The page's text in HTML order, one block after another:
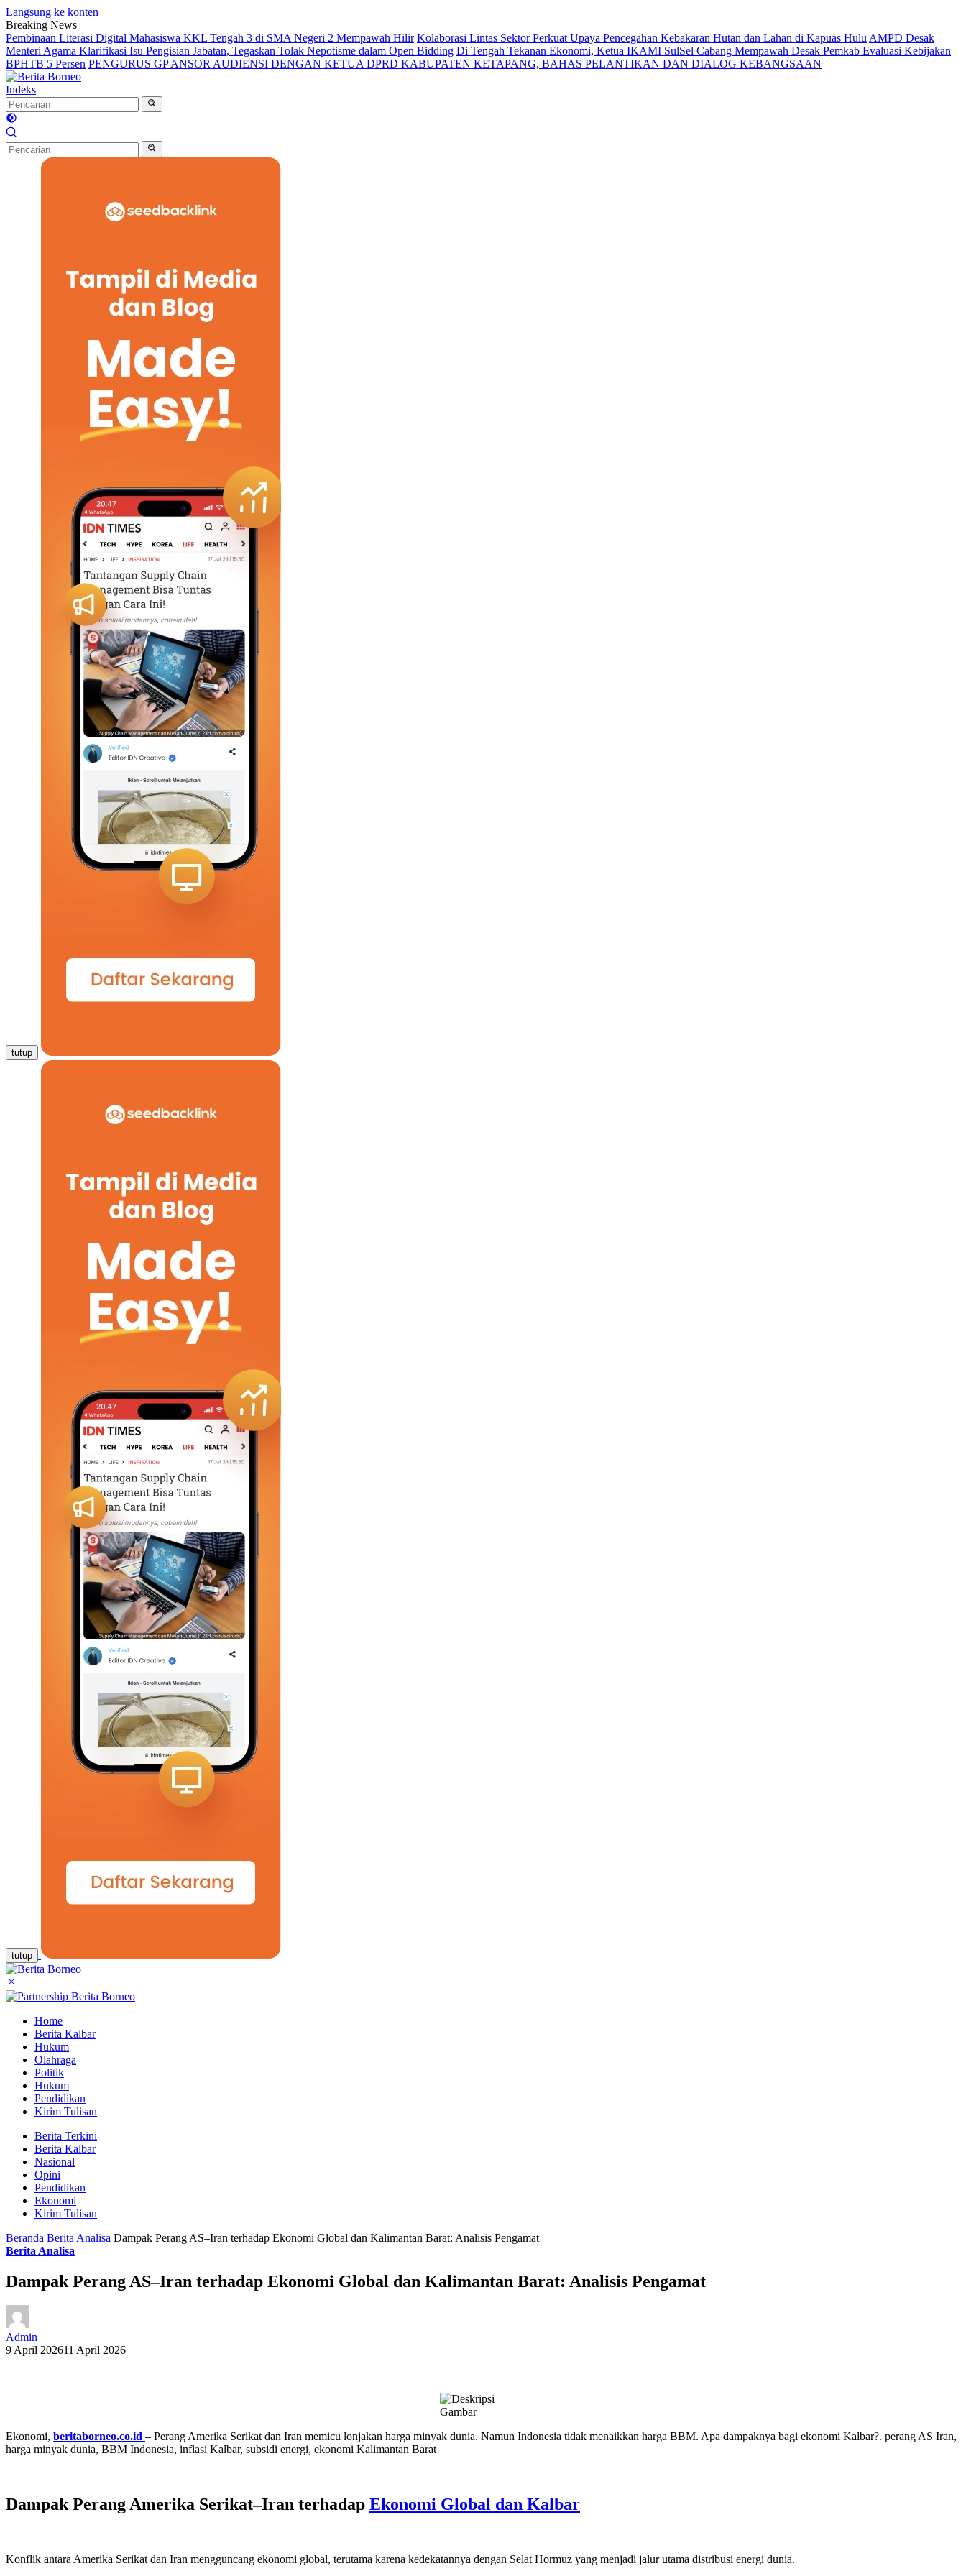
Langsung ke konten
Breaking News
Pembinaan Literasi Digital Mahasiswa KKL Tengah 3 di SMA Negeri 2 Mempawah Hilir Kolaborasi Lintas Sektor Perkuat Upaya Pencegahan Kebakaran Hutan dan Lahan di Kapuas Hulu AMPD Desak
Menteri Agama Klarifikasi Isu Pengisian Jabatan, Tegaskan Tolak Nepotisme dalam Open Bidding Di Tengah Tekanan Ekonomi, Ketua IKAMI SulSel Cabang Mempawah Desak Pemkab Evaluasi Kebijakan
BPHTB 5 Persen PENGURUS GP ANSOR AUDIENSI DENGAN KETUA DPRD KABUPATEN KETAPANG, BAHAS PELANTIKAN DAN DIALOG KEBANGSAAN
Indeks
tutup
tutup
Home
Berita Kalbar
Hukum
Olahraga
Politik
Hukum
Pendidikan
Kirim Tulisan
Berita Terkini
Berita Kalbar
Nasional
Opini
Pendidikan
Ekonomi
Kirim Tulisan
Beranda Berita Analisa Dampak Perang AS–Iran terhadap Ekonomi Global dan Kalimantan Barat: Analisis Pengamat
Berita Analisa
Dampak Perang AS–Iran terhadap Ekonomi Global dan Kalimantan Barat: Analisis Pengamat
Admin
9 April 202611 April 2026
Ekonomi, beritaborneo.co.id – Perang Amerika Serikat dan Iran memicu lonjakan harga minyak dunia. Namun Indonesia tidak menaikkan harga BBM. Apa dampaknya bagi ekonomi Kalbar?. perang AS Iran,
harga minyak dunia, BBM Indonesia, inflasi Kalbar, subsidi energi, ekonomi Kalimantan Barat
Dampak Perang Amerika Serikat–Iran terhadap Ekonomi Global dan Kalbar
Konflik antara Amerika Serikat dan Iran mengguncang ekonomi global, terutama karena kedekatannya dengan Selat Hormuz yang menjadi jalur utama distribusi energi dunia.